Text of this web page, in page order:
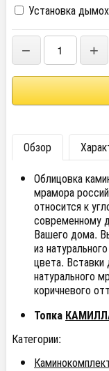
Установка
− +
Обзор
Облицовка
мрамора
относится к
современному
Вашего дома.
из
цвета. Вставки
натурального
коричневого
Топка
Категории: